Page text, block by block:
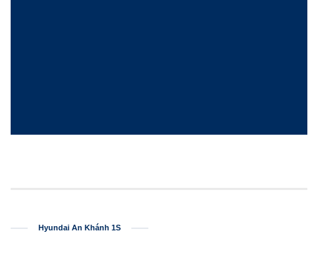
Hyundai An Khánh 1S